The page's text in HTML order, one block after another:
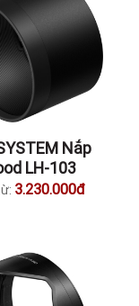
Nắp
LH-103
3.230.000đ